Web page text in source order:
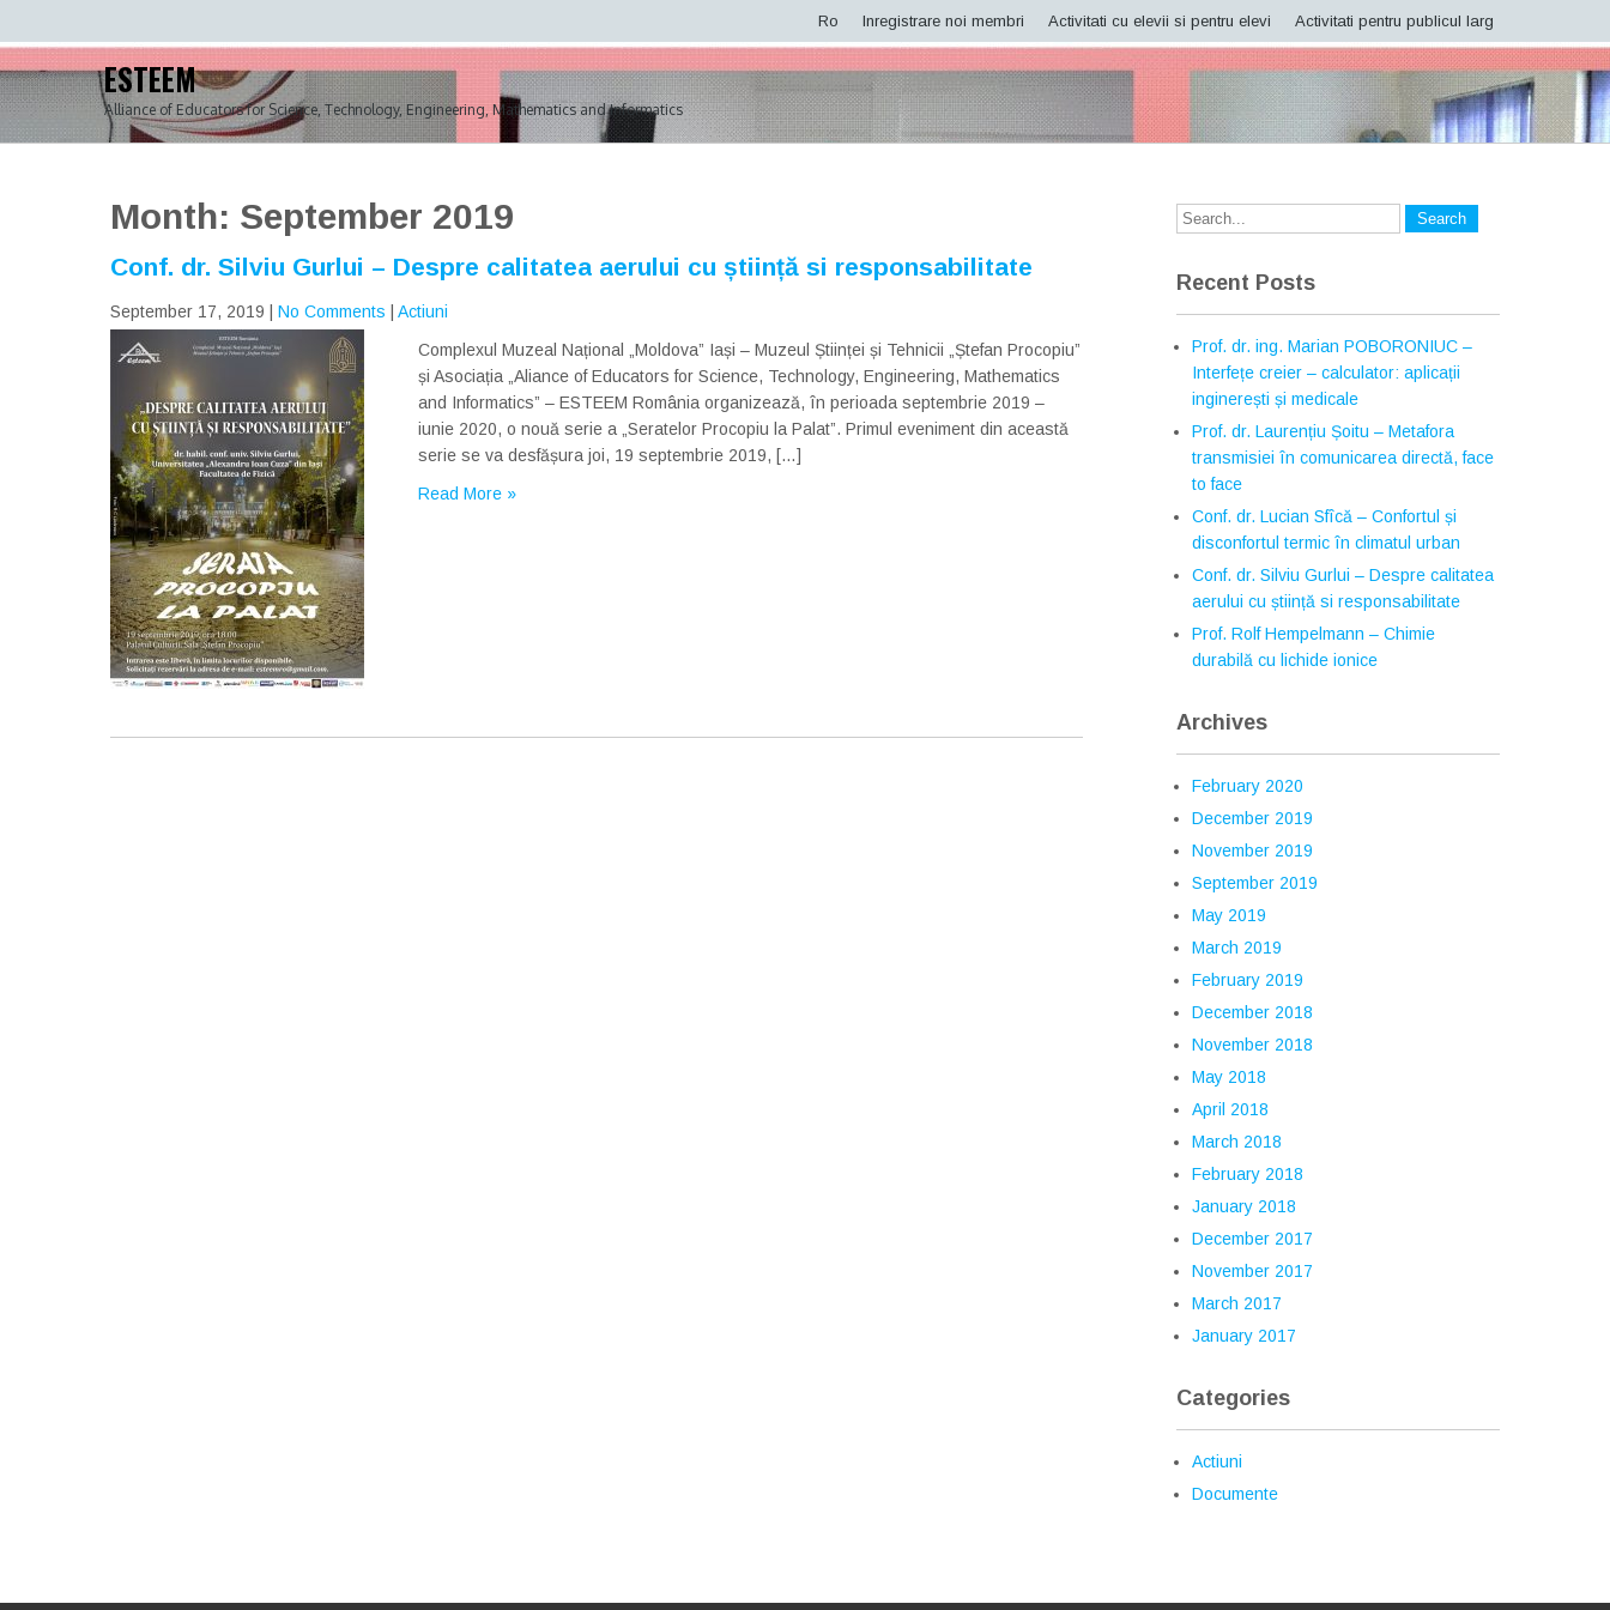
to
content
Ro Inregistrare noi membri Activitati cu elevii si pentru elevi Activitati pentru publicul larg
ESTEEM
Alliance of Educators for Science, Technology, Engineering, Mathematics and Informatics
Month: September 2019
Conf. dr. Silviu Gurlui – Despre calitatea aerului cu știință si responsabilitate
September 17, 2019 No Comments
Actiuni
Complexul Muzeal Național „Moldova” Iași – Muzeul Științei și Tehnicii „Ștefan Procopiu”
și Asociația „Aliance of Educators for Science, Technology, Engineering, Mathematics
and Informatics” – ESTEEM România organizează, în perioada septembrie 2019 –
iunie 2020, o nouă serie a „Seratelor Procopiu la Palat”. Primul eveniment din această
serie se va desfășura joi, 19 septembrie 2019, […]
Read More »
Recent Posts
Prof. dr. ing. Marian POBORONIUC –
Interfețe creier – calculator: aplicații
inginerești și medicale
Prof. dr. Laurențiu Șoitu – Metafora
transmisiei în comunicarea directă, face
to face
Conf. dr. Lucian Sfîcă – Confortul și
disconfortul termic în climatul urban
Conf. dr. Silviu Gurlui – Despre calitatea
aerului cu știință si responsabilitate
Prof. Rolf Hempelmann – Chimie
durabilă cu lichide ionice
Archives
February 2020
December 2019
November 2019
September 2019
May 2019
March 2019
February 2019
December 2018
November 2018
May 2018
April 2018
March 2018
February 2018
January 2018
December 2017
November 2017
March 2017
January 2017
Categories
Actiuni
Documente